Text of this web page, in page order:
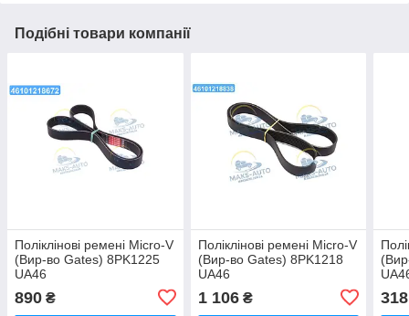
Подібні товари компанії
Поліклінові ремені Micro-V
(Вир-во Gates) 8PK1225
UA46
890 ₴
Поліклінові ремені Micro-V
(Вир-во Gates) 8PK1218
UA46
1 106₴ 318